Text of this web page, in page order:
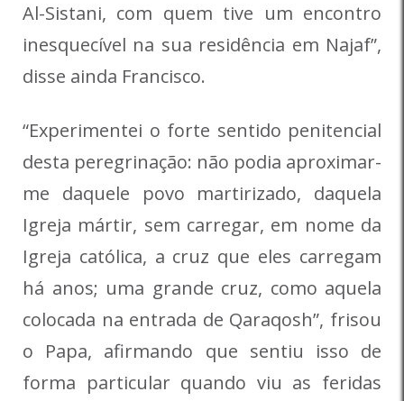
Al-Sistani, com quem tive um encontro
inesquecível na sua residência em Najaf”,
disse ainda Francisco.
“Experimentei o forte sentido penitencial
desta peregrinação: não podia aproximar-
me daquele povo martirizado, daquela
Igreja mártir, sem carregar, em nome da
Igreja católica, a cruz que eles carregam
há anos; uma grande cruz, como aquela
colocada na entrada de Qaraqosh”, frisou
o Papa, afirmando que sentiu isso de
forma particular quando viu as feridas